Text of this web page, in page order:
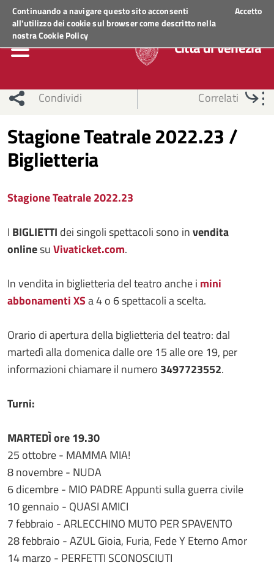
Continuando a navigare questo sito acconsenti
all'utilizzo dei cookie sul browser come descritto nella
nostraCookie Policy
Accetto
Regione Veneto ACCEDI AI SERVIZI
Città di Venezia
Condividi Correlati
Stagione Teatrale 2022.23 /
Biglietteria
Stagione Teatrale 2022.23
I BIGLIETTI dei singoli spettacoli sono invendita
onlinesuVivaticket.com.
In vendita in biglietteria del teatro anche i mini
abbonamenti XSa 4 o 6 spettacoli a scelta.
Orario di apertura della biglietteria del teatro: dal
martedì alla domenica dalle ore 15 alle ore 19, per
informazioni chiamare il numero 3497723552.
Turni:
MARTEDÌ ore 19.30
25 ottobre - MAMMA MIA!
8 novembre - NUDA
6 dicembre - MIO PADRE Appunti sulla guerra civile
10 gennaio - QUASI AMICI
7 febbraio - ARLECCHINO MUTO PER SPAVENTO
28 febbraio - AZUL Gioia, Furia, Fede Y Eterno Amor
14 marzo - PERFETTI SCONOSCIUTI